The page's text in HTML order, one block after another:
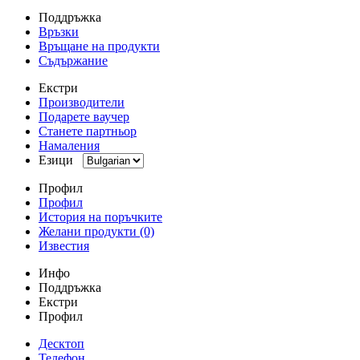
Поддръжка
Връзки
Връщане на продукти
Съдържание
Екстри
Производители
Подарете ваучер
Станете партньор
Намаления
Езици
Профил
Профил
История на поръчките
Желани продукти (0)
Известия
Инфо
Поддръжка
Екстри
Профил
Десктоп